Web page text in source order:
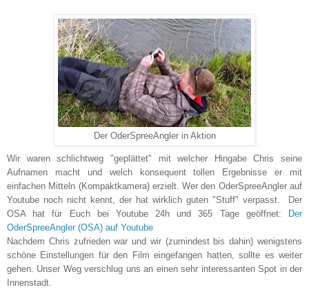
Der OderSpreeAngler in Aktion
Wir waren schlichtweg "geplättet" mit welcher Hingabe Chris seine
Aufnamen macht und welch konsequent tollen Ergebnisse er mit
einfachen Mitteln (Kompaktkamera) erzielt. Wer den OderSpreeAngler auf
Youtube noch nicht kennt, der hat wirklich guten "Stuff" verpasst. Der
OSA hat für Euch bei Youtube 24h und 365 Tage geöffnet: Der
OderSpreeAngler (OSA) auf Youtube
Nachdem Chris zufrieden war und wir (zumindest bis dahin) wenigstens
schöne Einstellungen für den Film eingefangen hatten, sollte es weiter
gehen. Unser Weg verschlug uns an einen sehr interessanten Spot in der
Innenstadt.